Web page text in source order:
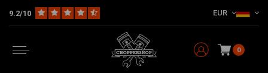
9.2/10 EUR
0
Kappen